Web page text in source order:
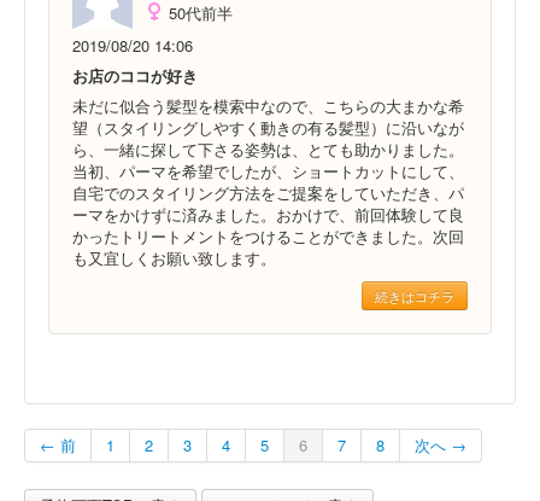
50代前半
2019/08/20 14:06
お店のココが好き
未だに似合う髪型を模索中なので、こちらの大まかな希
望（スタイリングしやすく動きの有る髪型）に沿いなが
ら、一緒に探して下さる姿勢は、とても助かりました。
当初、パーマを希望でしたが、ショートカットにして、
自宅でのスタイリング方法をご提案をしていただき、パ
ーマをかけずに済みました。おかけで、前回体験して良
かったトリートメントをつけることができました。次回
も又宜しくお願い致します。
続きはコチラ
← 前 1 2 3 4 5 6 7 8 次へ →